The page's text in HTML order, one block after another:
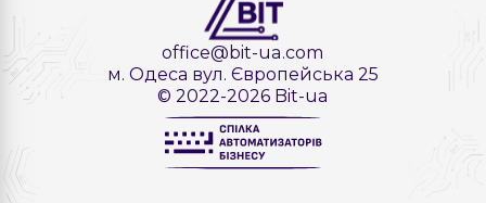
office@bit-ua.com
м. Одеса вул. Європейська 25
© 2022-2026 Bit-ua